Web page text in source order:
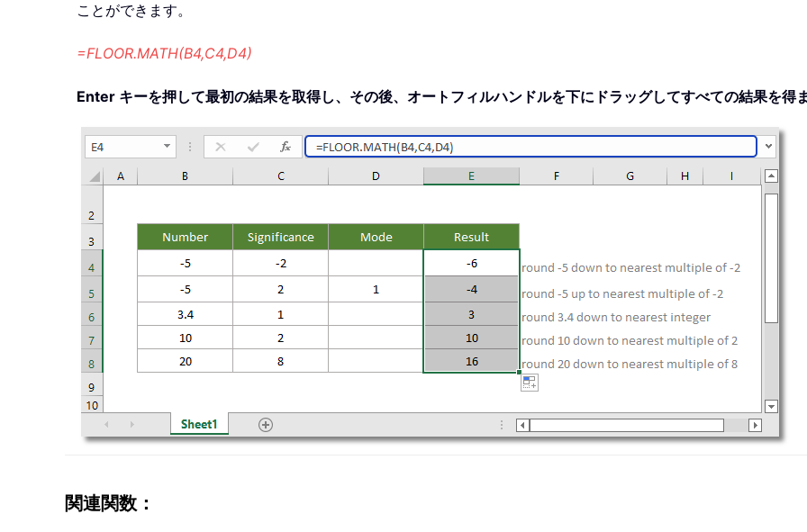
ことができます。
=FLOOR.MATH(B4,C4,D4)
Enter キーを押して最初の結果を取得し、その後、オートフィルハンドルを下にドラッグしてすべての結果を得
関連関数：